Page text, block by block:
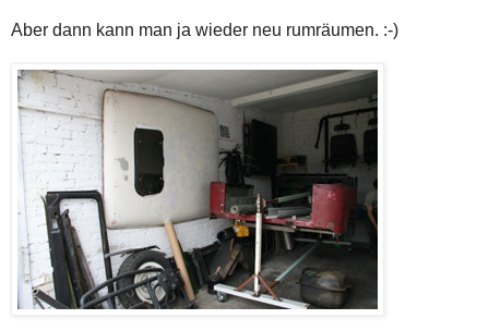
Aber dann kann man ja wieder neu rumräumen. :-)